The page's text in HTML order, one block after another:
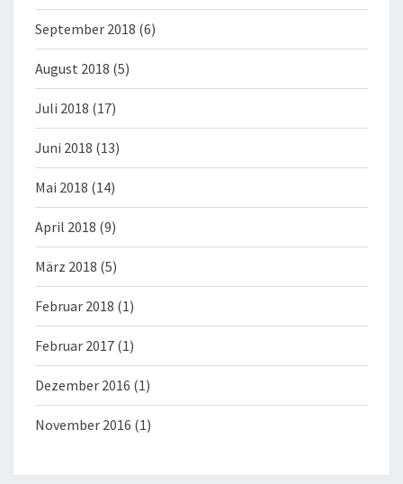
September 2018 (6)
August 2018 (5)
Juli 2018 (17)
Juni 2018 (13)
Mai 2018 (14)
April 2018 (9)
März 2018 (5)
Februar 2018 (1)
Februar 2017 (1)
Dezember 2016 (1)
November 2016 (1)